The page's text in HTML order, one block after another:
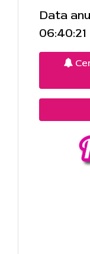
Data
06:40:21